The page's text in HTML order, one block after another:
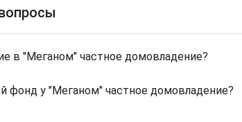
в "Меганом" частное домовладение?
фонд у "Меганом" частное домовладение?